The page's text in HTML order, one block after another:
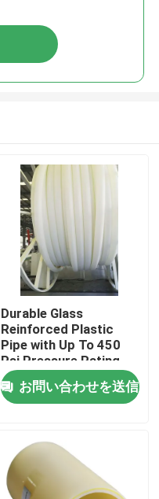
Durable Glass
Reinforced Plastic
Pipe with Up To 450
Psi Pressure Rating
and 000-hour
Hydrostatic Test
お問い合わせを送信